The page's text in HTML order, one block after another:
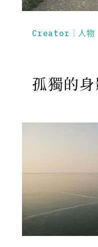
Creator｜人物
孤獨的